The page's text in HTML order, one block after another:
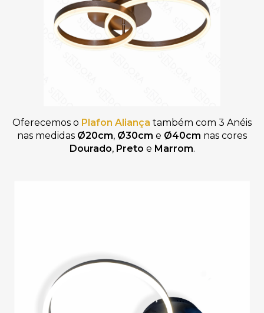
Oferecemos o Plafon Aliança também com 3 Anéis
nas medidas Ø20cm, Ø30cm e Ø40cm nas cores
Dourado, Preto e Marrom.